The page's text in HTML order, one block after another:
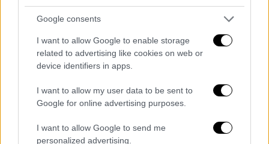
Google consents
I want to allow Google to enable storage
related to advertising like cookies on web or
device identifiers in apps.
I want to allow my user data to be sent to
Google for online advertising purposes.
I want to allow Google to send me
personalized advertising.
Ο Κάρνεϊ είπε ότι δεν είναι στα άμεσα
σχέδιά του να μιλήσει με τον Τραμπ και
χαρακτήρισε «τρελή» τη συζήτηση περί
προσάρτησης του Καναδά στις ΗΠΑ.
Προχώρησε αμέσως σε ανασχηματισμό της
κυβέρνησής του, μειώνοντας σχεδόν στα
μισά (μόλις 24) τα υπουργικά χαρτοφυλάκια
Ο μέχρι
χθες υπουργός Οικονομικών Ντομινίκ